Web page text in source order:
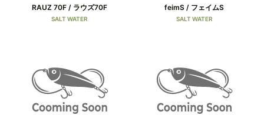
RAUZ 70F / ラウズ70F
SALT WATER
feimS / フェイムS
SALT WATER